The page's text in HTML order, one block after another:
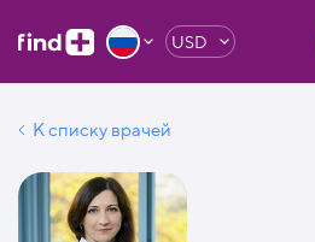
USD
К списку врачей